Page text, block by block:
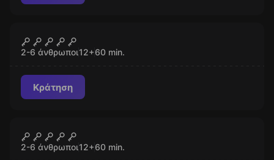
Baker Street
2-6 άνθρωποι12+60 min.
Κράτηση
1408
2-6 άνθρωποι12+60 min.